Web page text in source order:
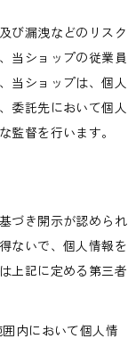
び漏洩などのリスク
当ショップの従業員
当ショップは、個人
委託先において個人
監督を行います。
づき開示が認められ
ないで、個人情報を
上記に定める第三者
内において個人情